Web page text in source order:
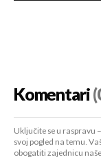
Komentari
Uključite se u raspravu
svoj pogled na temu.
obogatiti zajednicu